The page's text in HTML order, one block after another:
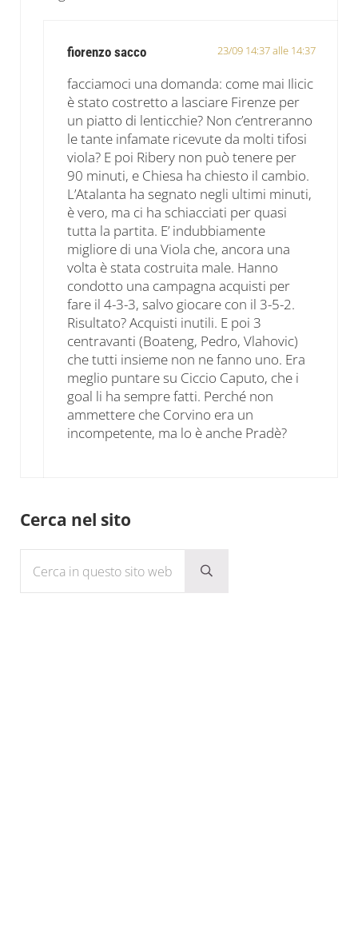
fiorenzo sacco 23/09 14:37 alle 14:37
facciamoci una domanda: come mai Ilicic
è stato costretto a lasciare Firenze per
un piatto di lenticchie? Non c’entreranno
le tante infamate ricevute da molti tifosi
viola? E poi Ribery non può tenere per
90 minuti, e Chiesa ha chiesto il cambio.
L’Atalanta ha segnato negli ultimi minuti,
è vero, ma ci ha schiacciati per quasi
tutta la partita. E’ indubbiamente
migliore di una Viola che, ancora una
volta è stata costruita male. Hanno
condotto una campagna acquisti per
fare il 4-3-3, salvo giocare con il 3-5-2.
Risultato? Acquisti inutili. E poi 3
centravanti (Boateng, Pedro, Vlahovic)
che tutti insieme non ne fanno uno. Era
meglio puntare su Ciccio Caputo, che i
goal li ha sempre fatti. Perché non
ammettere che Corvino era un
incompetente, ma lo è anche Pradè?
Sidebar
Cerca nel sito
Submit search